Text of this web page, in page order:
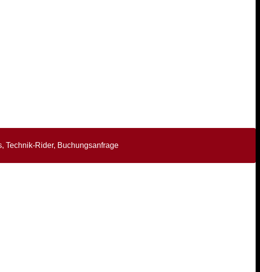
Technik-Rider, Buchungsanfrage